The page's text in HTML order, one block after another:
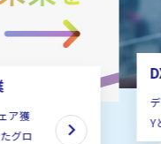
DX
デジタ
Yと共